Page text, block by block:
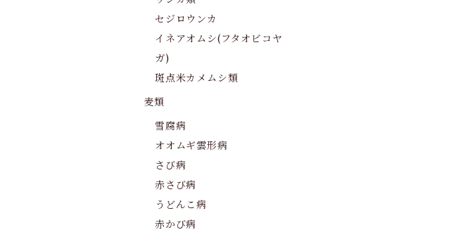
セジロウンカ
イネアオムシ(フタオビコヤ
ガ)
斑点米カメムシ類
麦類
雪腐病
オオムギ雲形病
さび病
赤さび病
うどんこ病
赤かび病